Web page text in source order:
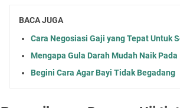
BACA JUGA
Cara Negosiasi Gaji yang Tepat Untuk
Mengapa Gula Darah Mudah Naik
Begini Cara Agar Bayi Tidak Begadang